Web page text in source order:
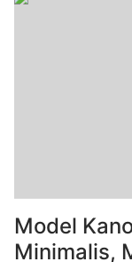
Model
Minimalis,